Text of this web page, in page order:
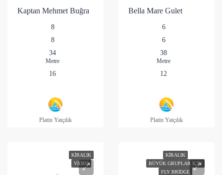
Kaptan Mehmet Buğra
8
8
34
Metre
16
Platin Yatçılık
Bella Mare Gulet
6
6
38
Metre
12
Platin Yatçılık
KIRALIK
VIDEO
KIRALIK
BÜYÜK GRUPLAR İÇIN
FLY BRIDGE